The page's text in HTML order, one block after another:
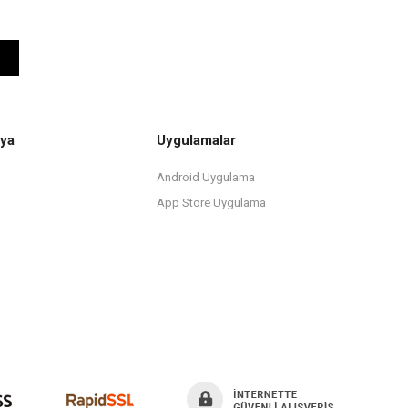
Uygulamalar
Android Uygulama
App Store Uygulama